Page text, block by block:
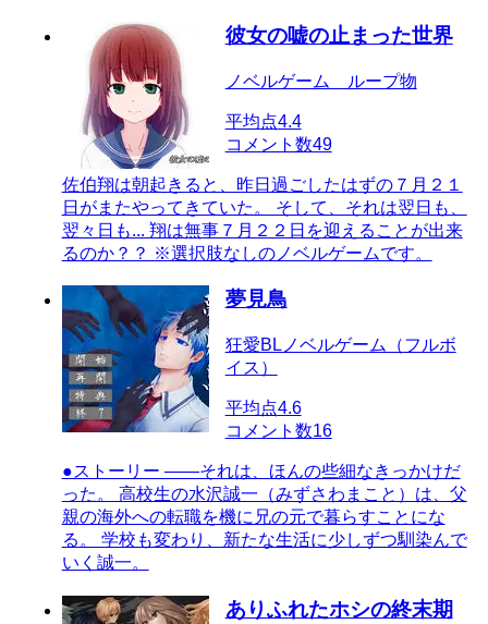
彼女の嘘の止まった世界
ノベルゲーム ループ物
平均点4.4
コメント数49
佐伯翔は朝起きると、昨日過ごしたはずの７月２１
日がまたやってきていた。 そして、それは翌日も、
翌々日も... 翔は無事７月２２日を迎えることが出来
るのか？？ ※選択肢なしのノベルゲームです。
夢見鳥
狂愛BLノベルゲーム（フルボ
イス）
平均点4.6
コメント数16
●ストーリー ――それは、ほんの些細なきっかけだ
った。 高校生の水沢誠一（みずさわまこと）は、父
親の海外への転職を機に兄の元で暮らすことにな
る。 学校も変わり、新たな生活に少しずつ馴染んで
いく誠一。
ありふれたホシの終末期